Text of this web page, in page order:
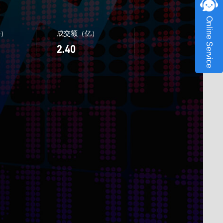
成交额（亿）
2.40 Online Service